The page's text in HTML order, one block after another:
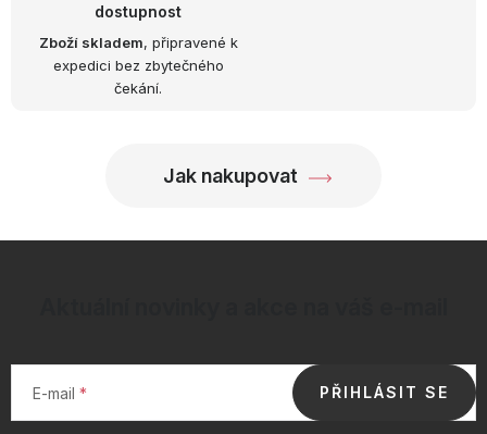
dostupnost
Zboží skladem, připravené k
expedici bez zbytečného
čekání.
Jak nakupovat
E-mail PŘIHLÁSIT SE